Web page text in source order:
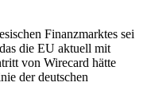
Finanzmarktes sei
die EU aktuell mit
von Wirecard hätte
der deutschen